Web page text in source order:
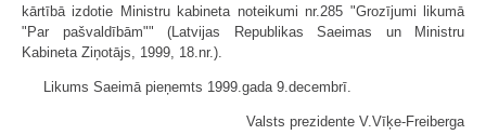
kārtībā izdotie Ministru kabineta noteikumi nr.285 "Grozījumi likumā
"Par pašvaldībām"" (Latvijas Republikas Saeimas un Ministru
Kabineta Ziņotājs, 1999, 18.nr.).
Likums Saeimā pieņemts 1999.gada 9.decembrī.
Valsts prezidente V.Vīķe-Freiberga